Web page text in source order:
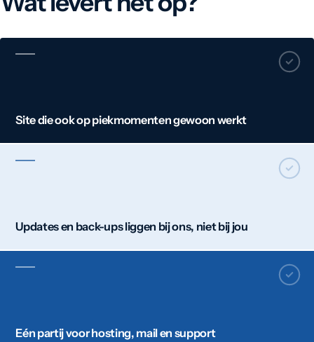
Site die ook op piekmomenten gewoon werkt
Updates en back-ups liggen bij ons, niet bij jou
Eén partij voor hosting, mail en support